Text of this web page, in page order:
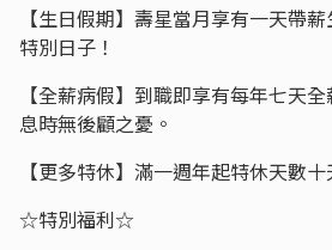
【生日假期】壽星當月享有一天帶
特別日子！
【全薪病假】到職即享有每年七天
息時無後顧之憂。
【更多特休】滿一週年起特休天數十
☆特別福利☆